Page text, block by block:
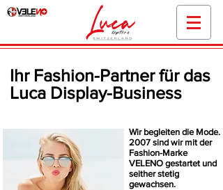
Ihr Fashion-Partner für das
Luca Display-Business
Wir begleiten die Mode.
2007 sind wir mit der
Fashion-Marke
VELENO gestartet und
seither stetig
gewachsen.